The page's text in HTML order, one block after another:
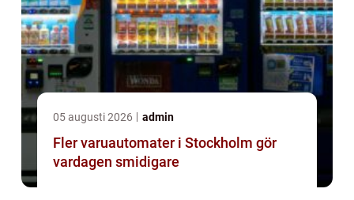
05 augusti 2026 admin
Fler varuautomater i Stockholm gör
vardagen smidigare